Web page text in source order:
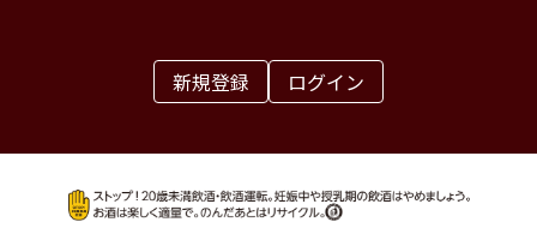
新規登録 ログイン